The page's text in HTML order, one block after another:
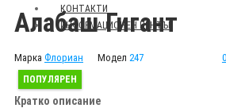
КОНТАКТИ
ИНФОРМАЦИОНЕН ЦЕНТЪР
Алабаш Гигант
Марка Флориан Модел 247
ПОПУЛЯРЕН
Кратко описание